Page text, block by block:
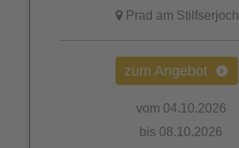
Prad am Stilfserjoch
zum Angebot
vom 04.10.2026
bis 08.10.2026